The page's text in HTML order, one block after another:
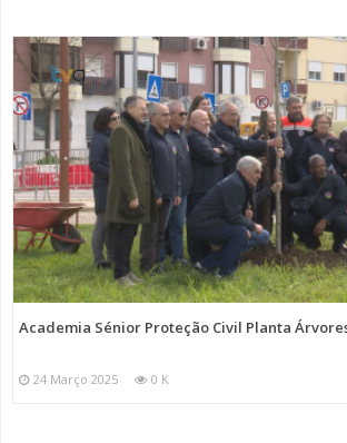
Academia Sénior Proteção Civil Planta
24 Março 2025 0 K